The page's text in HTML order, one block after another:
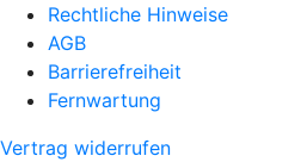
Rechtliche Hinweise
AGB
Barrierefreiheit
Fernwartung
Vertrag widerrufen